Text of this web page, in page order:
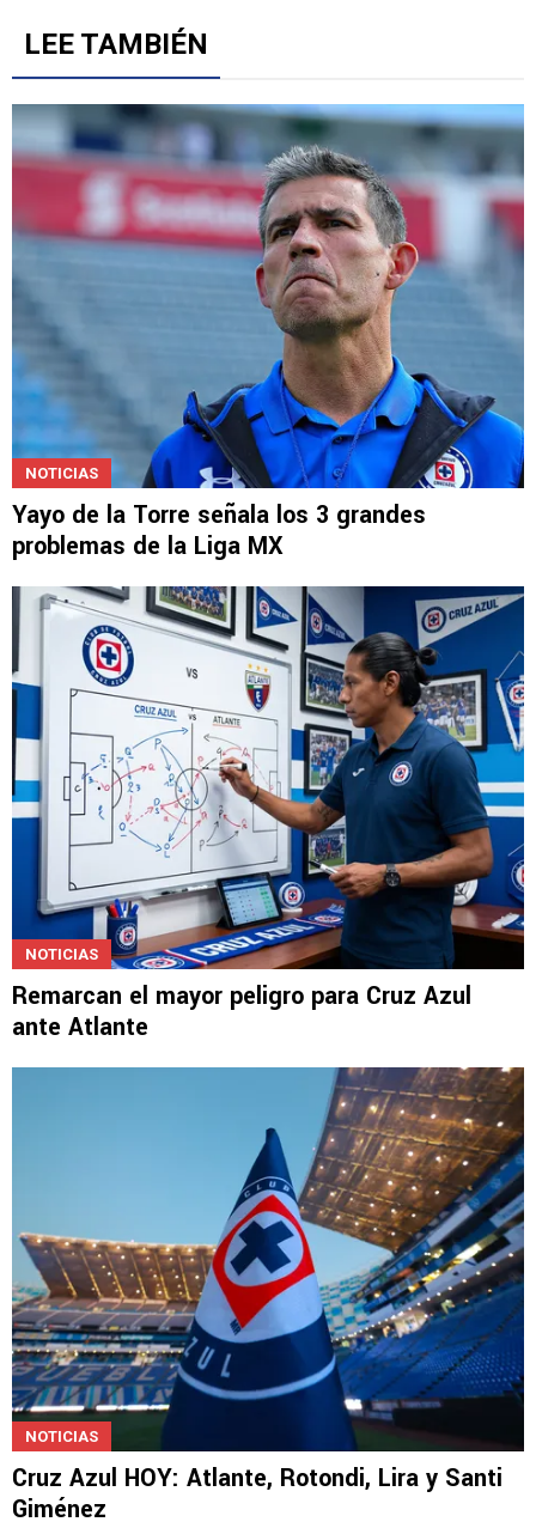
LEE TAMBIÉN
Yayo de la Torre señala los 3 grandes
problemas de la Liga MX
Remarcan el mayor peligro para Cruz Azul